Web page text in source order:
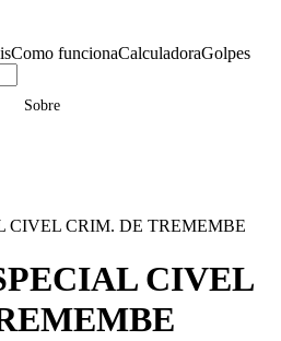
Como funcionaCalculadoraGolpes
Sobre
CIVEL CRIM. DE TREMEMBE
CIVEL